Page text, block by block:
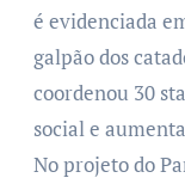
é evidenciada
galpão dos
coordenou 30
social e
No projeto do